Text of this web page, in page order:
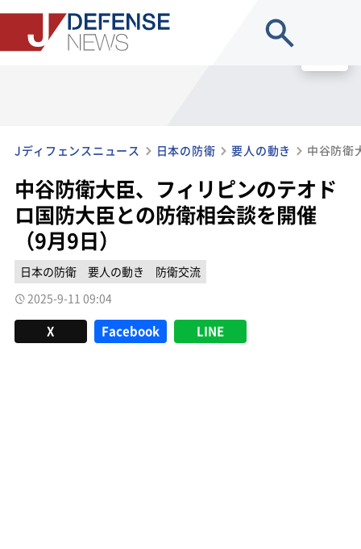
Jディフェンスニュース 日本の防衛 要人の動き
中谷防衛大臣、フィリピンのテオド
ロ国防大臣との防衛相会談を開催
（9月9日）
日本の防衛 要人の動き
防衛交流
2025-9-11 09:04
X Facebook LINE